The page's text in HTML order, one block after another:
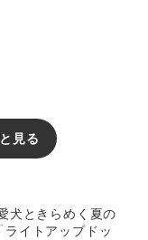
見る
犬ときらめく夏の
イトアップドッ